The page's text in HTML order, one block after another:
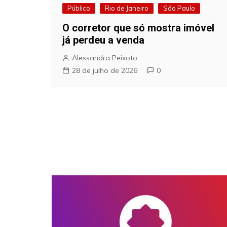
Público
Rio de Janeiro São Paulo
O corretor que só mostra imóvel
já perdeu a venda
Alessandra Peixoto
28 de julho de 2026
0